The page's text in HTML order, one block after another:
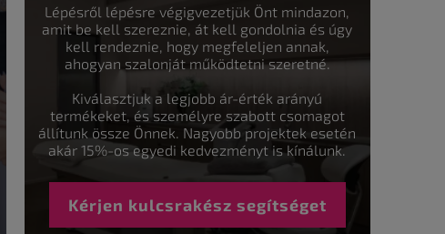
Lépésről lépésre végigvezetjük Önt mindazon,
amit be kell szereznie, át kell gondolnia és úgy
kell rendeznie, hogy megfeleljen annak,
ahogyan szalonját működtetni szeretné.
Kiválasztjuk a legjobb ár-érték arányú
termékeket, és személyre szabott csomagot
állítunk össze Önnek. Nagyobb projektek esetén
akár 15%-os egyedi kedvezményt is kínálunk.
Kérjen kulcsrakész segítséget